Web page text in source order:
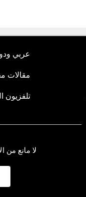
عربي
مقالات
تلفزيون
لا مانع من